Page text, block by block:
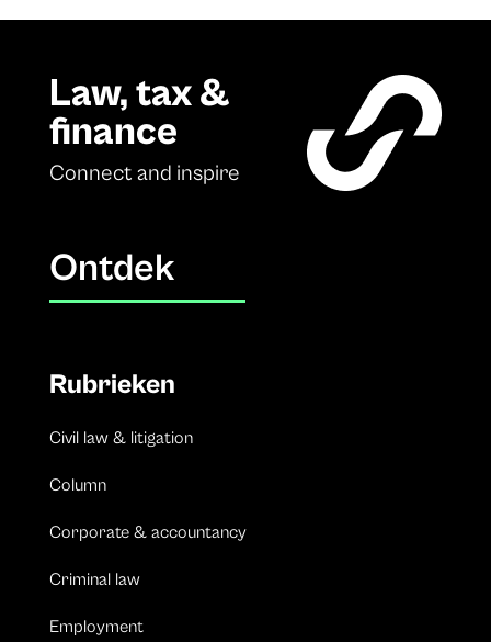
Law, tax &
finance
Connect and inspire
Ontdek
Rubrieken
Civil law & litigation
Column
Corporate & accountancy
Criminal law
Employment